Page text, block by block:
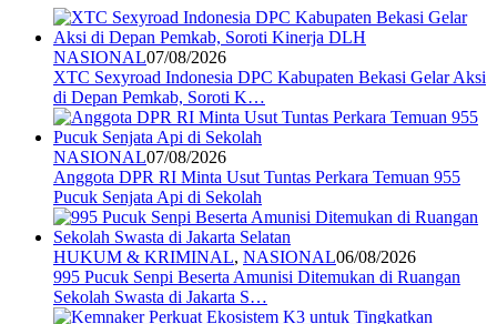
NASIONAL07/08/2026
XTC Sexyroad Indonesia DPC Kabupaten Bekasi Gelar Aksi
di Depan Pemkab, Soroti K…
NASIONAL07/08/2026
Anggota DPR RI Minta Usut Tuntas Perkara Temuan 955
Pucuk Senjata Api di Sekolah
HUKUM & KRIMINAL, NASIONAL06/08/2026
995 Pucuk Senpi Beserta Amunisi Ditemukan di Ruangan
Sekolah Swasta di Jakarta S…